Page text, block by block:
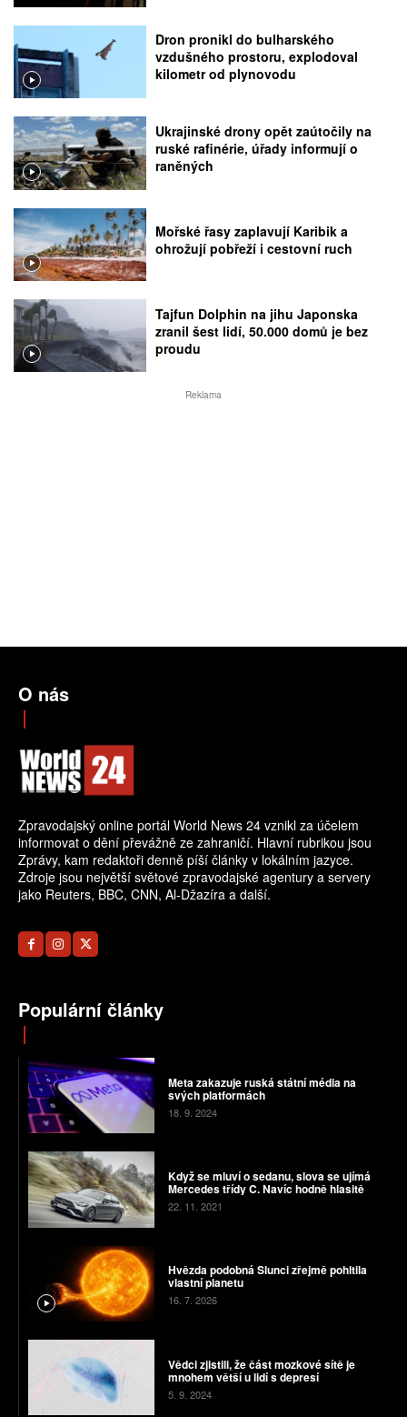
Dron pronikl do bulharského
vzdušného prostoru, explodoval
kilometr od plynovodu
Ukrajinské drony opět zaútočily na
ruské rafinérie, úřady informují o
raněných
Mořské řasy zaplavují Karibik a
ohrožují pobřeží i cestovní ruch
Tajfun Dolphin na jihu Japonska
zranil šest lidí, 50.000 domů je bez
proudu
Reklama
O nás
Zpravodajský online portál World News 24 vznikl za účelem
informovat o dění převážně ze zahraničí. Hlavní rubrikou jsou
Zprávy, kam redaktoři denně píší články v lokálním jazyce.
Zdroje jsou největší světové zpravodajské agentury a servery
jako Reuters, BBC, CNN, Al-Džazíra a další.
Populární články
Meta zakazuje ruská státní média na
svých platformách
18. 9. 2024
Když se mluví o sedanu, slova se ujímá
Mercedes třídy C. Navíc hodně hlasitě
22. 11. 2021
Hvězda podobná Slunci zřejmě pohltila
vlastní planetu
16. 7. 2026
Vědci zjistili, že část mozkové sítě je
mnohem větší u lidí s depresí
5. 9. 2024